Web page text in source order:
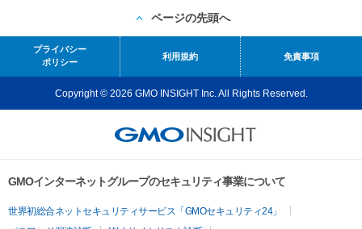
ページの先頭へ
プライバシー
ポリシー
利用規約 免責事項
Copyright © 2026 GMO INSIGHT Inc. All Rights Reserved.
GMOインターネットグループのセキュリティ事業について
世界初総合ネットセキュリティサービス「GMOセキュリティ24」